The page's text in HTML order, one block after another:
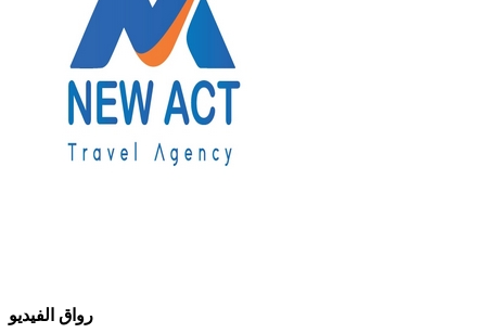
رواق الفيديو